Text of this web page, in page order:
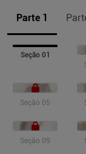
Parte 1
Seção 01
Seção 05
Seção 09